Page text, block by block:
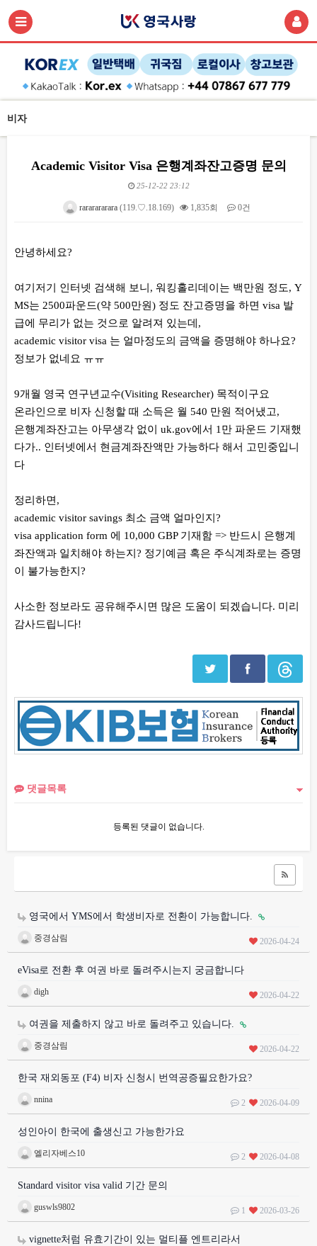
비자
Academic Visitor Visa 은행계좌잔고증명 문의
25-12-22 23:12
rararararara (119.♡.18.169) 1,835회 0건
안녕하세요?
여기저기 인터넷 검색해 보니, 워킹홀리데이는 백만원 정도, Y
MS는 2500파운드(약 500만원) 정도 잔고증명을 하면 visa 발
급에 무리가 없는 것으로 알려져 있는데,
academic visitor visa 는 얼마정도의 금액을 증명해야 하나요?
정보가 없네요 ㅠㅠ
9개월 영국 연구년교수(Visiting Researcher) 목적이구요
온라인으로 비자 신청할 때 소득은 월 540 만원 적어냈고,
은행계좌잔고는 아무생각 없이 uk.gov에서 1만 파운드 기재했
다가.. 인터넷에서 현금계좌잔액만 가능하다 해서 고민중입니
다
정리하면,
academic visitor savings 최소 금액 얼마인지?
visa application form 에 10,000 GBP 기재함 => 반드시 은행계
좌잔액과 일치해야 하는지? 정기예금 혹은 주식계좌로는 증명
이 불가능한지?
사소한 정보라도 공유해주시면 많은 도움이 되겠습니다. 미리
감사드립니다!
댓글목록
등록된 댓글이 없습니다.
영국에서 YMS에서 학생비자로 전환이 가능합니다.
중경삼림 2026-04-24
eVisa로 전환 후 여권 바로 돌려주시는지 궁금합니다
digh 2026-04-22
여권을 제출하지 않고 바로 돌려주고 있습니다.
중경삼림 2026-04-22
한국 재외동포 (F4) 비자 신청시 번역공증필요한가요?
nnina 2 2026-04-09
성인아이 한국에 출생신고 가능한가요
엘리자베스10 2 2026-04-08
Standard visitor visa valid 기간 문의
guswls9802 1 2026-03-26
vignette처럼 유효기간이 있는 멀티플 엔트리라서